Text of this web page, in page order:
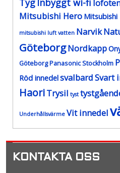
Tyg Inbyggt wi-fi
Mitsubishi Hero Mitsubishi
mitsubishi luft vatten Narvik
GöteborgNordkapp
GöteborgPanasonic Stockholm
Röd innedelsvalbardSvart
HaoriTrysil tyst
Underhållsvärme Vit innedel
KONTAKTA OSS